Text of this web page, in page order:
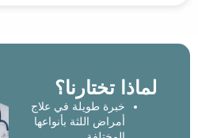
لماذا تختارنا؟
خبرة طويلة في علاج
أمراض اللثة بأنواعها